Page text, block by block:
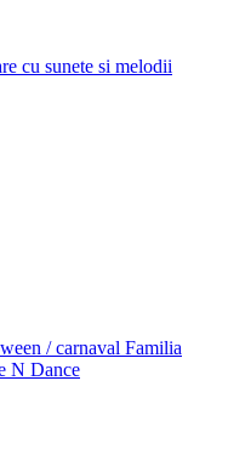
cu sunete si melodii
/ carnaval Familia
N Dance